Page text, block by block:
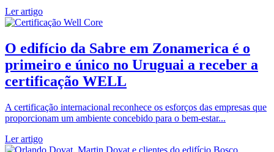
Ler artigo
O edifício da Sabre em Zonamerica é o
primeiro e único no Uruguai a receber a
certificação WELL
A certificação internacional reconhece os esforços das empresas que
proporcionam um ambiente concebido para o bem-estar...
Ler artigo